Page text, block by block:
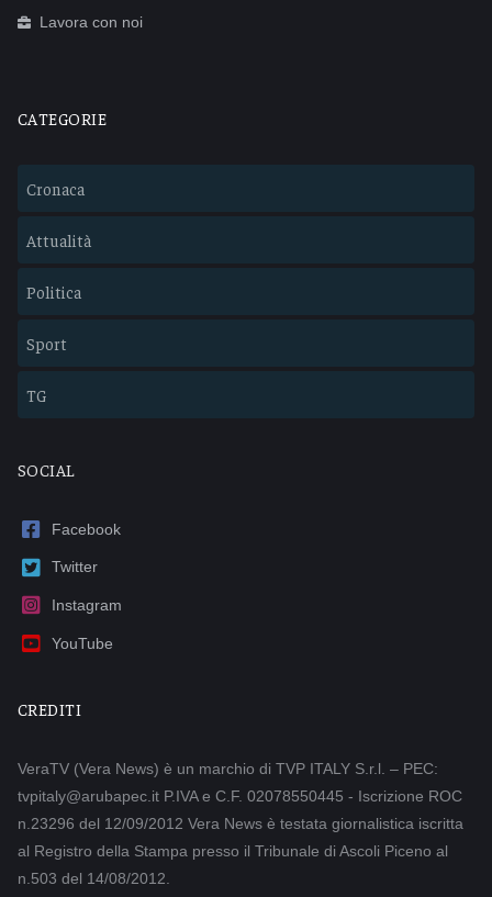
Lavora con noi
CATEGORIE
Cronaca
Attualità
Politica
Sport
TG
SOCIAL
Facebook
Twitter
Instagram
YouTube
CREDITI
VeraTV (Vera News) è un marchio di TVP ITALY S.r.l. – PEC:
tvpitaly@arubapec.it P.IVA e C.F. 02078550445 - Iscrizione ROC
n.23296 del 12/09/2012 Vera News è testata giornalistica iscritta
al Registro della Stampa presso il Tribunale di Ascoli Piceno al
n.503 del 14/08/2012.